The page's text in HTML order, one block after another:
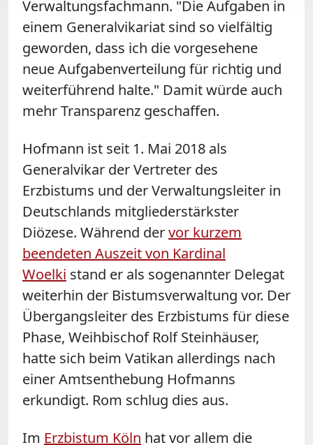
Verwaltungsfachmann. "Die Aufgaben in
einem Generalvikariat sind so vielfältig
geworden, dass ich die vorgesehene
neue Aufgabenverteilung für richtig und
weiterführend halte." Damit würde auch
mehr Transparenz geschaffen.
Hofmann ist seit 1. Mai 2018 als
Generalvikar der Vertreter des
Erzbistums und der Verwaltungsleiter in
Deutschlands mitgliederstärkster
Diözese. Während dervor kurzem
beendeten Auszeit von Kardinal
Woelki stand er als sogenannter Delegat
weiterhin der Bistumsverwaltung vor. Der
Übergangsleiter des Erzbistums für diese
Phase, Weihbischof Rolf Steinhäuser,
hatte sich beim Vatikan allerdings nach
einer Amtsenthebung Hofmanns
erkundigt. Rom schlug dies aus.
Im Erzbistum Köln hat vor allem die